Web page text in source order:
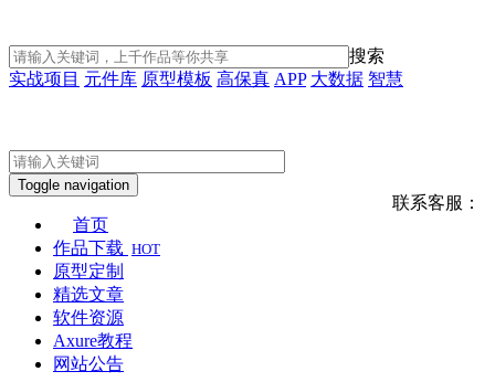
搜索
实战项目 元件库 原型模板 高保真 APP 大数据 智慧
联系客服：
Toggle navigation
首页
作品下载 HOT
原型定制
精选文章
软件资源
Axure教程
网站公告